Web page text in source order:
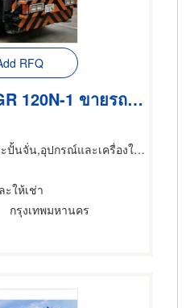
RFQ
รถเครนทาดาโน่ GR 120N-1 ขายรถเครน ให้เช่ารถเครน รถยก
องใช้สำหรับผู้รับเหมาก่อสร้าง,ให้เช่าอุปกรณ์และเครื่องใช้สำหรับผู้รับเหมาก่อสร้าง
ะให้เช่า
กรุงเทพมหานคร